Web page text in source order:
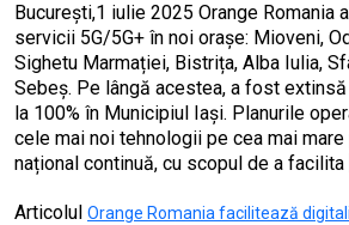
București,1 iulie 2025 Orange Romania
servicii 5G/5G+ în noi orașe: Mioveni,
Sighetu Marmației, Bistrița, Alba Iulia,
Sebeș. Pe lângă acestea, a fost
la 100% în Municipiul Iași. Planurile
cele mai noi tehnologii pe cea mai
național continuă, cu scopul de a facilita
Articolul Orange Romania facilitează